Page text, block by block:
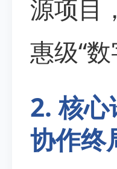
源项目
惠级“数
2. 核
协作终